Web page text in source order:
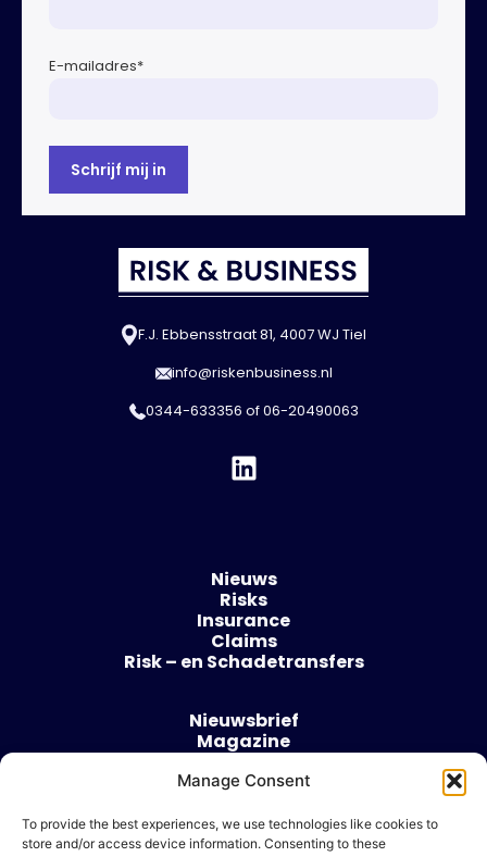
Manage Consent
To provide the best experiences, we use technologies like cookies to
store and/or access device information. Consenting to these
E-mailadres*
F.J. Ebbensstraat 81, 4007 WJ Tiel
info@riskenbusiness.nl
0344-633356 of06-20490063
Nieuws
Risks
Insurance
Claims
Risk – en Schadetransfers
Nieuwsbrief
Magazine
Over